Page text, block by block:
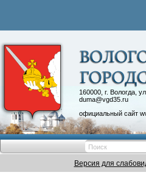
160000, г. Вологда,
duma@vgd35.ru
официальный сайт
Контакты
Депутатские
Версия для